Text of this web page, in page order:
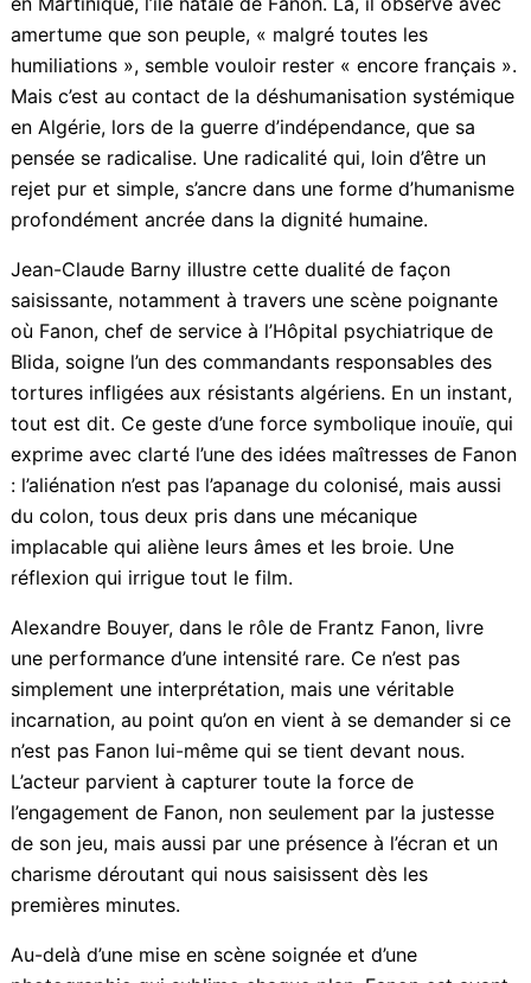
qui résonne avec une intensité d’autant plus frappante
en cette époque où la pensée extrémiste s’installe au
cœur du discours politique mondial.
Le réalisateur parvient avec une justesse saisissante à
restituer la pensée de Frantz Fanon, dans toute sa
complexité. Non pas par des flashbacks classiques,
mais à travers des dialogues ciselés, qui dévoilent la
en Martinique, l’île natale de Fanon. Là, il observe avec
amertume que son peuple, « malgré toutes les
humiliations », semble vouloir rester « encore français
». Mais c’est au contact de la déshumanisation
systémique en Algérie, lors de la guerre
d’indépendance, que sa pensée se radicalise. Une
radicalité qui, loin d’être un rejet pur et simple, s’ancre
dans une forme d’humanisme profondément ancrée
dans la dignité humaine.
Jean-Claude Barny illustre cette dualité de façon
où Fanon, chef de service à l’Hôpital psychiatrique de
Blida, soigne l’un des commandants responsables des
tortures infligées aux résistants algériens. En un
instant, tout est dit. Ce geste d’une force symbolique
inouïe, qui exprime avec clarté l’une des idées
maîtresses de Fanon : l’aliénation n’est pas l’apanage
du colonisé, mais aussi du colon, tous deux pris dans
une mécanique implacable qui aliène leurs âmes et les
broie. Une réflexion qui irrigue tout le film.
une performance d’une intensité rare. Ce n’est pas